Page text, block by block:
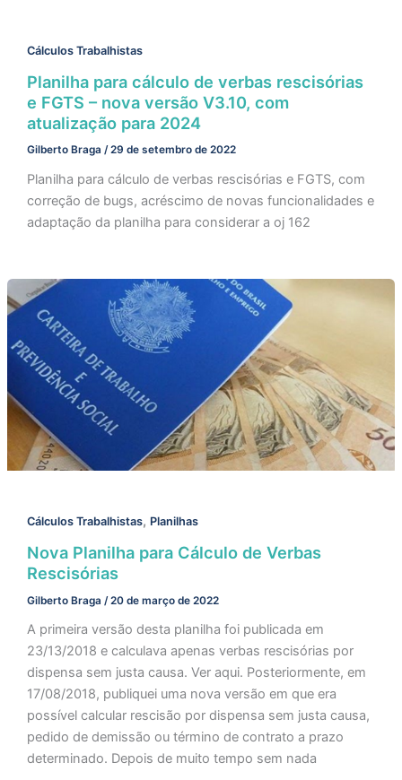
Cálculos Trabalhistas
Planilha para cálculo de verbas rescisórias
e FGTS – nova versão V3.10, com
atualização para 2024
Gilberto Braga /29 de setembro de 2022
Planilha para cálculo de verbas rescisórias e FGTS, com
correção de bugs, acréscimo de novas funcionalidades e
adaptação da planilha para considerar a oj 162
Cálculos Trabalhistas, Planilhas
Nova Planilha para Cálculo de Verbas
Rescisórias
Gilberto Braga /20 de março de 2022
A primeira versão desta planilha foi publicada em
23/13/2018 e calculava apenas verbas rescisórias por
dispensa sem justa causa. Ver aqui. Posteriormente, em
17/08/2018, publiquei uma nova versão em que era
possível calcular rescisão por dispensa sem justa causa,
pedido de demissão ou término de contrato a prazo
determinado. Depois de muito tempo sem nada